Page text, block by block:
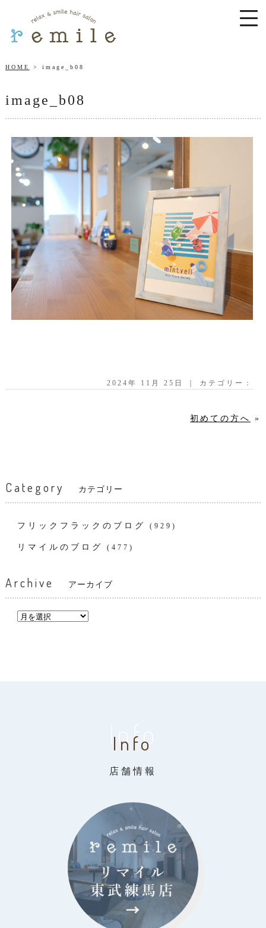
HOME image_b08
image_b08
2024年 11月 25日 ｜ カテゴリー：
初めての方へ »
Category カテゴリー
フリックフラックのブログ (929)
リマイルのブログ (477)
Archive アーカイブ
Info
Info
店舗情報